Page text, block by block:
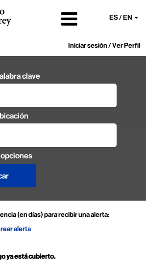
ES / EN
Iniciar sesión / Ver Perfil
clave
(en días) para recibir una alerta:
alerta
ya está cubierto.